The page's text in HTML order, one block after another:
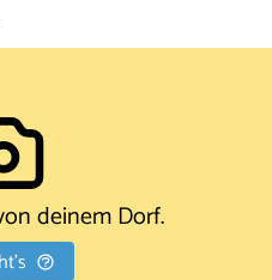
deinem Dorf.